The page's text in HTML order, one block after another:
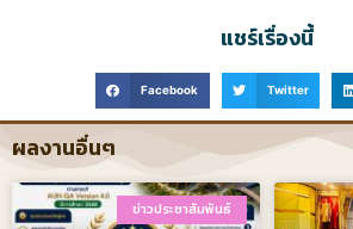
แชร์เรื่องนี้
Facebook Twitter
ผลงานอื่นๆ
ข่าวประชาสัมพันธ์